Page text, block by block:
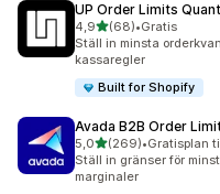
UP Order Limits
4,9av 5 stjärnor
(68)
68 recensioner totalt
•Gratis
Ställ in minsta
kassaregler
Built for Shopify
Avada B2B Order
5,0av 5 stjärnor
(269)
269 recensioner totalt
•Gratisplan
Ställ in gränser för
marginaler